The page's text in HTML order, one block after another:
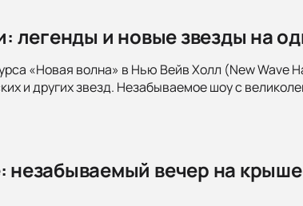
легенды и новые звезды на
«Новая волна» в Нью Вейв Холл (New Wave
и других звезд. Незабываемое шоу с
незабываемый вечер на